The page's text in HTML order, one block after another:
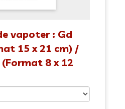
vapoter : Gd
15 x 21 cm) /
8 x 12